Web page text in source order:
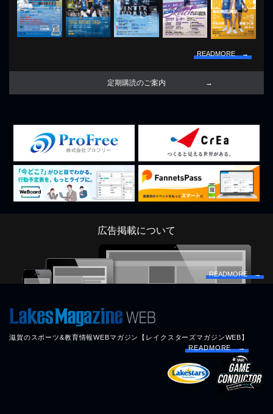
READMORE →
定期購読のご案内
広告掲載について
READMORE →
滋賀のスポーツ&教育情報WEBマガジン【レイクスターズマガジンWEB】
READMORE →